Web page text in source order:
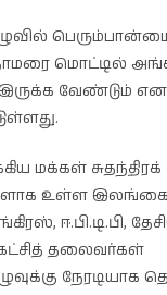
மொட்டில்
வேண்டும்
மக்கள்
உள்ள
ஈ.பி.டி.பி,
தலைவர்கள்
நேரடியாக